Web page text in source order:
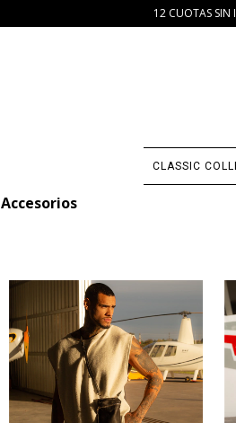
12 CUOTAS SIN
CLASSIC
Accesorios